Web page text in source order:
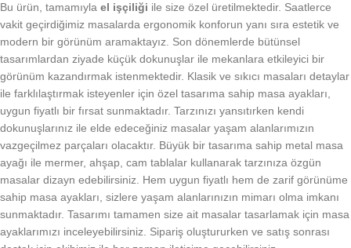
Bu ürün, tamamıyla el işçiliği ile size özel üretilmektedir. Saatlerce
vakit geçirdiğimiz masalarda ergonomik konforun yanı sıra estetik ve
modern bir görünüm aramaktayız. Son dönemlerde bütünsel
tasarımlardan ziyade küçük dokunuşlar ile mekanlara etkileyici bir
görünüm kazandırmak istenmektedir. Klasik ve sıkıcı masaları detaylar
ile farklılaştırmak isteyenler için özel tasarıma sahip masa ayakları,
uygun fiyatlı bir fırsat sunmaktadır. Tarzınızı yansıtırken kendi
dokunuşlarınız ile elde edeceğiniz masalar yaşam alanlarımızın
vazgeçilmez parçaları olacaktır. Büyük bir tasarıma sahip metal masa
ayağı ile mermer, ahşap, cam tablalar kullanarak tarzınıza özgün
masalar dizayn edebilirsiniz. Hem uygun fiyatlı hem de zarif görünüme
sahip masa ayakları, sizlere yaşam alanlarınızın mimarı olma imkanı
sunmaktadır. Tasarımı tamamen size ait masalar tasarlamak için masa
ayaklarımızı inceleyebilirsiniz. Sipariş oluştururken ve satış sonrası